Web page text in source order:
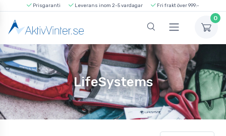
Prisgaranti Leverans inom 2-5 vardagar Fri frakt över 999:-
0
LifeSystems